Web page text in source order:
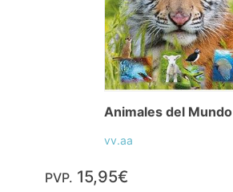
Animales del Mundo
vv.aa
PVP. 15,95€